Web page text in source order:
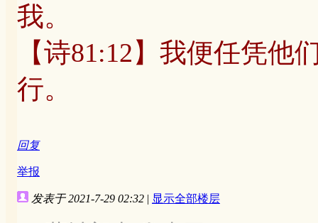
我。
【诗81:12】我便任凭
行。
回复
举报
发表于 2021-7-29 02:32 | 显示全部楼层